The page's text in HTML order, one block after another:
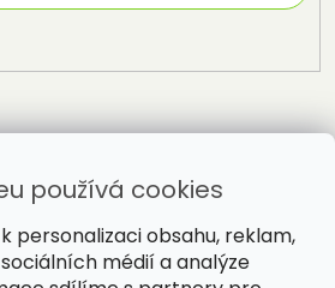
používá cookies
personalizaci obsahu, reklam,
médií a analýze